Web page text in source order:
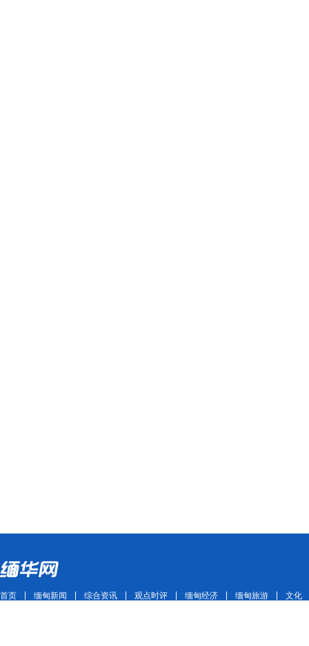
首页 缅甸新闻 综合资讯 观点时评 缅甸经济 缅甸旅游 文化